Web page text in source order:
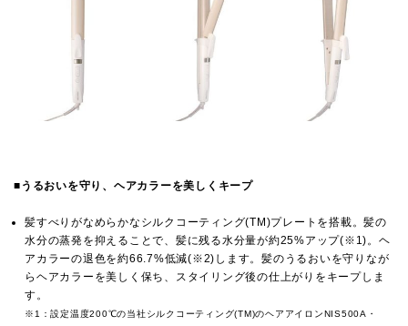
■ うるおいを守り、ヘアカラーを美しくキープ
髪すべりがなめらかなシルクコーティング(TM)プレートを搭載。髪の
水分の蒸発を抑えることで、髪に残る水分量が約25%アップ(※1)。ヘ
アカラーの退色を約66.7%低減(※2)します。髪のうるおいを守りなが
らヘアカラーを美しく保ち、スタイリング後の仕上がりをキープしま
す。
※1：設定温度200℃の当社シルクコーティング(TM)のヘアアイロンNIS500A・